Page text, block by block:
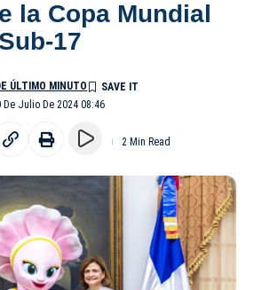
la Copa Mundial
17
Julio De 2024 08:46
ÚLTIMO MINUTO
2 Min Read